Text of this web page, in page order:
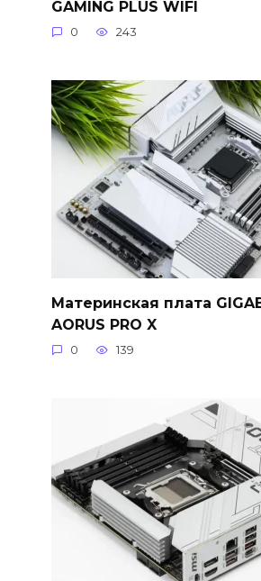
GAMING PLUS WIFI
0 243
Материнская плата
AORUS PRO X
0 139